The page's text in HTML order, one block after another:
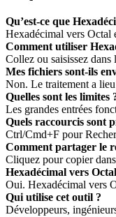
Qu’est‑ce que
Hexadécimal vers Octal
Comment utiliser
Collez ou saisissez dans
Mes fichiers sont‑ils
Non. Le traitement a
Quelles sont les limites
Les grandes entrées
Quels raccourcis sont
Ctrl/Cmd+F pour
Comment partager le
Cliquez pour copier
Hexadécimal vers
Oui. Hexadécimal vers
Qui utilise cet outil ?
Développeurs,